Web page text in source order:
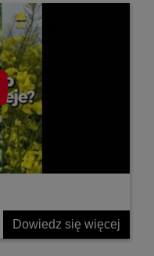
Dowiedz się więcej